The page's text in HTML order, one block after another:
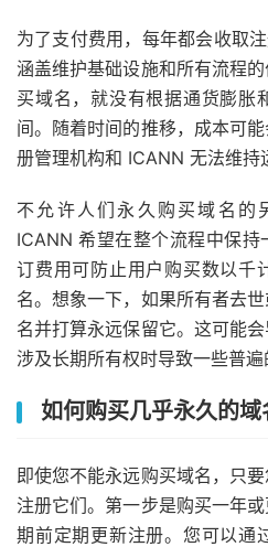
为了支付费用，每年都会收取注
涵盖维护基础设施和所有流程
买域名，就没有根据通货膨胀
间。随着时间的推移，成本可
册管理机构和 ICANN 无法维持
不允许人们永久购买域名的
ICANN 希望在整个流程中保
订费用可防止用户购买数以千
名。想象一下，如果所有者去
名并打算永远保留它。这可能
涉及长期所有权时导致一些普遍
如何购买几乎永久的域
即使您不能永远购买域名，只
注册它们。第一步是购买一年
期前定期更新注册。您可以通